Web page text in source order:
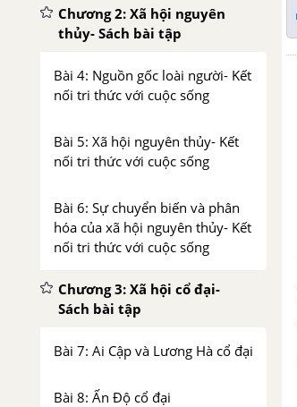
Chương 2: Xã hội nguyên
thủy- Sách bài tập
Bài 4: Nguồn gốc loài người- Kết
nối tri thức với cuộc sống
Bài 5: Xã hội nguyên thủy- Kết
nối tri thức với cuộc sống
Bài 6: Sự chuyển biến và phân
hóa của xã hội nguyên thủy- Kết
nối tri thức với cuộc sống
Chương 3: Xã hội cổ đại-
Sách bài tập
Bài 7: Ai Cập và Lương Hà cổ đại
Bài 8: Ấn Độ cổ đại